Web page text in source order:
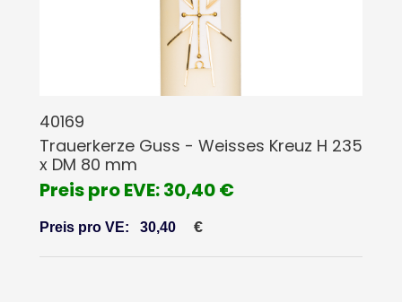
40169
Trauerkerze Guss - Weisses Kreuz H 235
x DM 80 mm
Preis pro EVE: 30,40 €
Preis pro VE: 30,40 €